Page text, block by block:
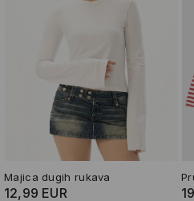
Majica dugih rukava
12,99 EUR